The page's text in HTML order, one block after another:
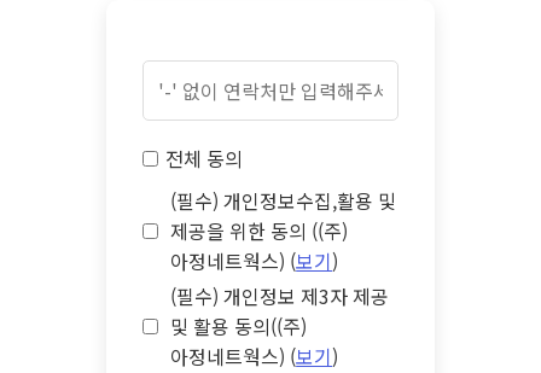
전체 동의
(필수) 개인정보수집,활용 및
제공을 위한 동의 ((주)
아정네트웍스) (보기)
(필수) 개인정보 제3자 제공
및 활용 동의((주)
아정네트웍스) (보기)